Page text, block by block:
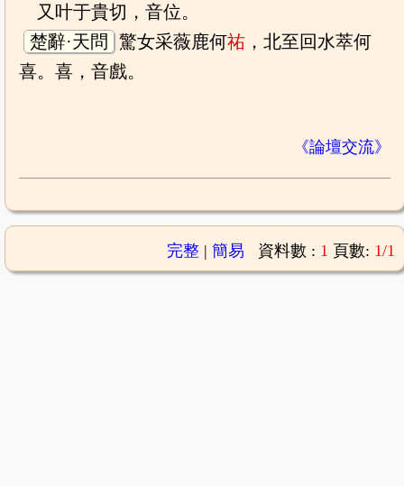
又叶于貴切，音位。
楚辭·天問
驚女采薇鹿何祐 ，北至回水萃何
喜。喜，音戲。
《論壇交流》
完整| 簡易 資料數 : 1 頁數: 1/1